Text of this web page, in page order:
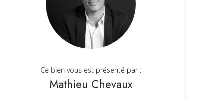
Ce bien vous est présenté par :
Mathieu Chevaux